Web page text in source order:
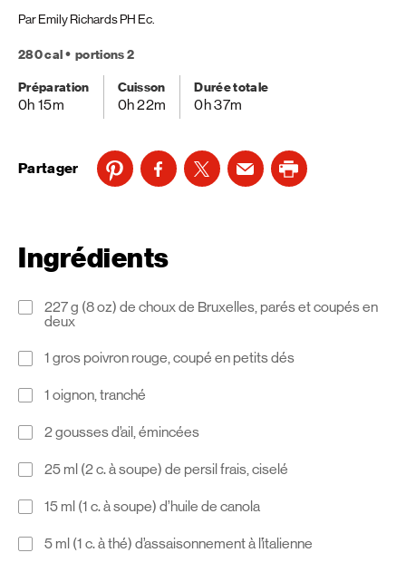
Par Emily Richards PH Ec.
280 cal
portions 2
Préparation
0h 15m
Cuisson
0h 22m
Durée totale
0h 37m
Partager
Ingrédients
227 g (8 oz) de choux de Bruxelles, parés et coupés en
deux
1 gros poivron rouge, coupé en petits dés
1 oignon, tranché
2 gousses d’ail, émincées
25 ml (2 c. à soupe) de persil frais, ciselé
15 ml (1 c. à soupe) d’huile de canola
5 ml (1 c. à thé) d’assaisonnement à l’italienne